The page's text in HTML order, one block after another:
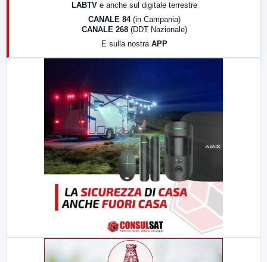
LABTV e anche sul digitale terrestre
CANALE 84 (in Campania)
CANALE 268 (DDT Nazionale)
E sulla nostra APP